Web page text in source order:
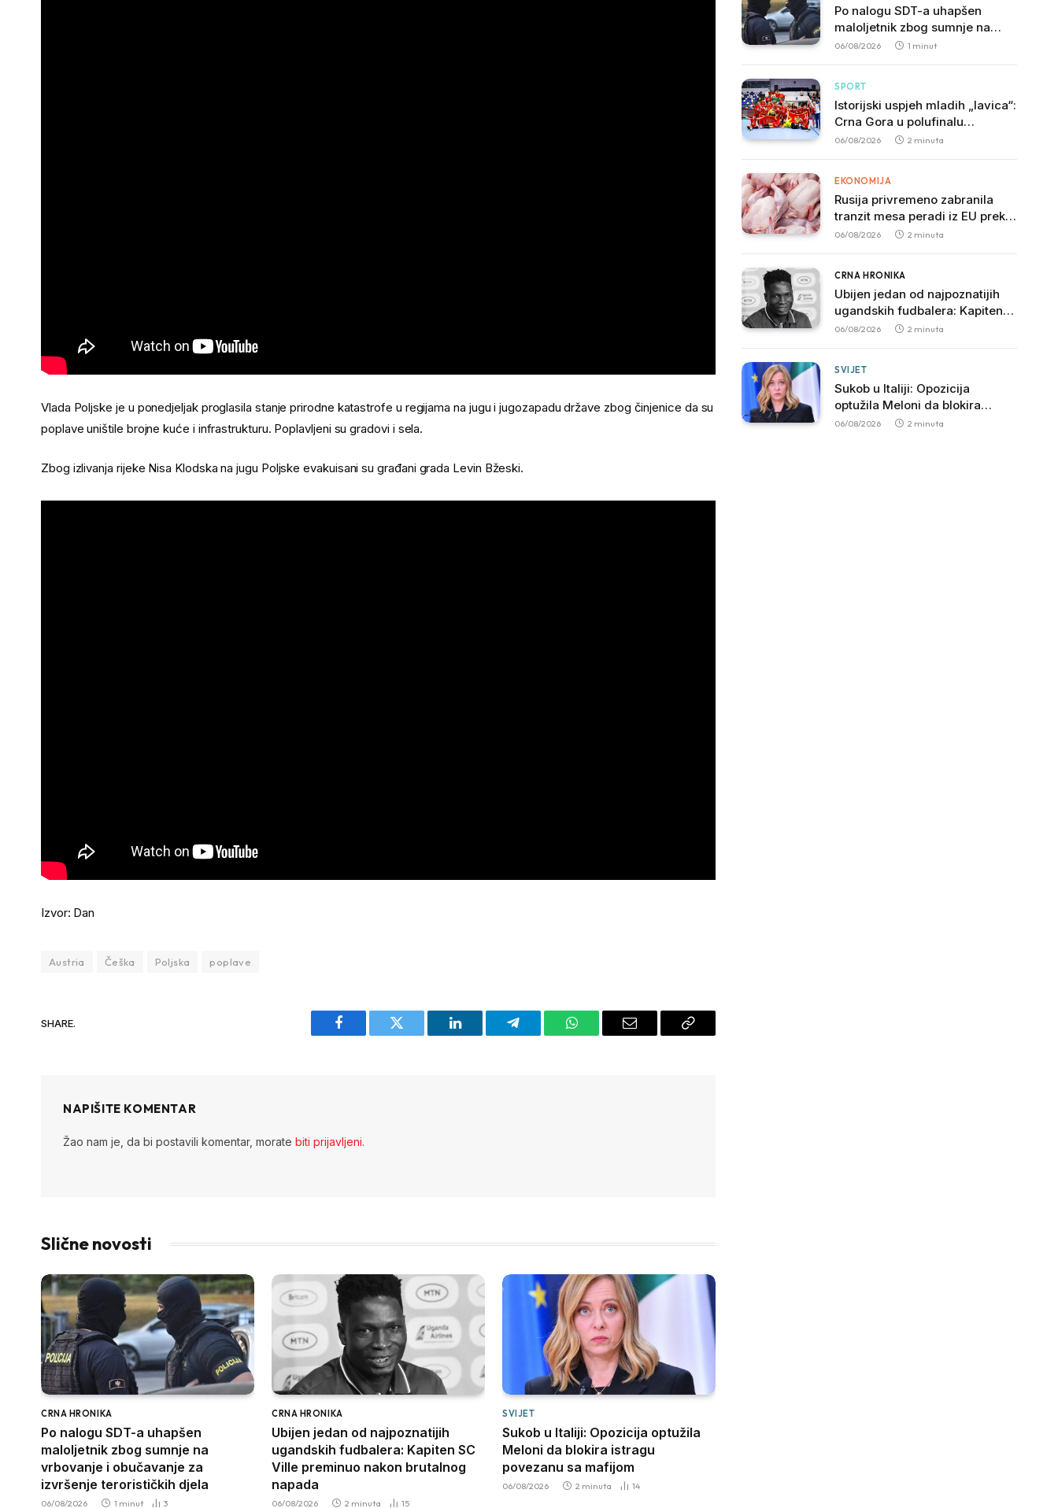
Vlada Poljske je u ponedjeljak proglasila stanje prirodne katastrofe u regijama na jugu i jugozapadu države zbog činjenice da su
poplave uništile brojne kuće i infrastrukturu. Poplavljeni su gradovi i sela.
Zbog izlivanja rijeke Nisa Klodska na jugu Poljske evakuisani su građani grada Levin Bžeski.
Izvor: Dan
Austria Češka Poljska poplave
SHARE.
Facebook Twitter LinkedIn Telegram WhatsAppEmail
Copy
NAPIŠITE KOMENTAR
Žao nam je, da bi postavili komentar, morate biti prijavljeni.
Slične novosti
CRNA HRONIKA
Po nalogu SDT-a uhapšen
maloljetnik zbog sumnje na
vrbovanje i obučavanje za
izvršenje terorističkih djela
06/08/2026 1 minut 3
CRNA HRONIKA
Ubijen jedan od najpoznatijih
ugandskih fudbalera: Kapiten SC
Ville preminuo nakon brutalnog
napada
06/08/2026 2 minuta 15
SVIJET
Sukob u Italiji: Opozicija optužila
Meloni da blokira istragu
povezanu sa mafijom
06/08/2026 2 minuta 14
Po nalogu SDT-a uhapšen
maloljetnik zbog sumnje na
vrbovanje i obučavanje za
06/08/2026 1 minut
SPORT
Istorijski uspjeh mladih „lavica“:
Crna Gora u polufinalu
Svjetskog prvenstva nakon
06/08/2026 2 minuta
EKONOMIJA
Rusija privremeno zabranila
tranzit mesa peradi iz EU preko
svoje teritorije
06/08/2026 2 minuta
CRNA HRONIKA
Ubijen jedan od najpoznatijih
ugandskih fudbalera: Kapiten
SC Ville preminuo nakon
06/08/2026 2 minuta
SVIJET
Sukob u Italiji: Opozicija
optužila Meloni da blokira
istragu povezanu sa mafijom
06/08/2026 2 minuta